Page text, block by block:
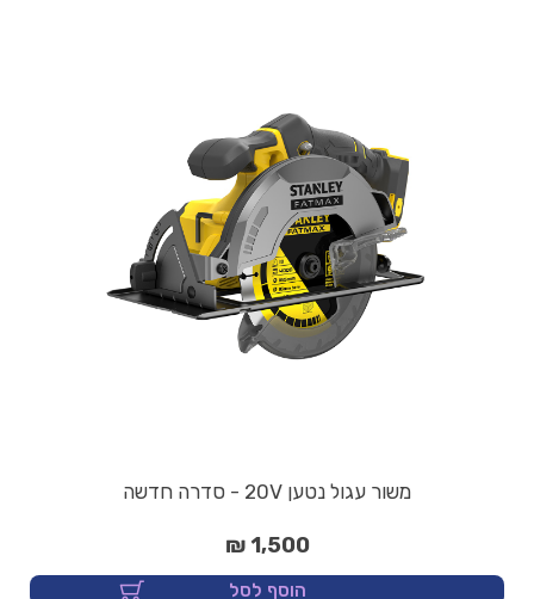
משור עגול נטען 20V - סדרה חדשה
1,500 ₪
הוסף לסל